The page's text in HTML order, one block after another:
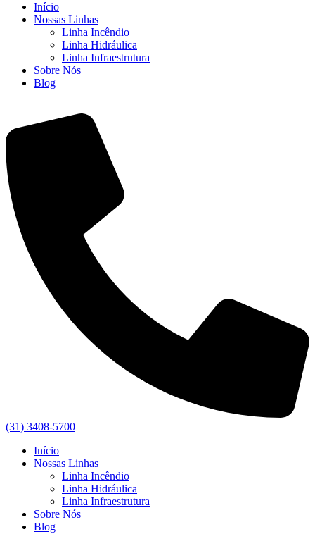
Início
Nossas Linhas
Linha Incêndio
Linha Hidráulica
Linha Infraestrutura
Sobre Nós
Blog
(31) 3408-5700
Início
Nossas Linhas
Linha Incêndio
Linha Hidráulica
Linha Infraestrutura
Sobre Nós
Blog